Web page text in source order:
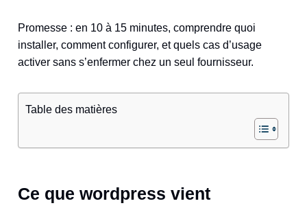
Promesse : en 10 à 15 minutes, comprendre quoi
installer, comment configurer, et quels cas d’usage
activer sans s’enfermer chez un seul fournisseur.
Table des matières
Ce que wordpress vient